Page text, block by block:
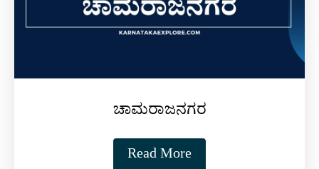
ಚಾಮರಾಜನಗರ
Read More